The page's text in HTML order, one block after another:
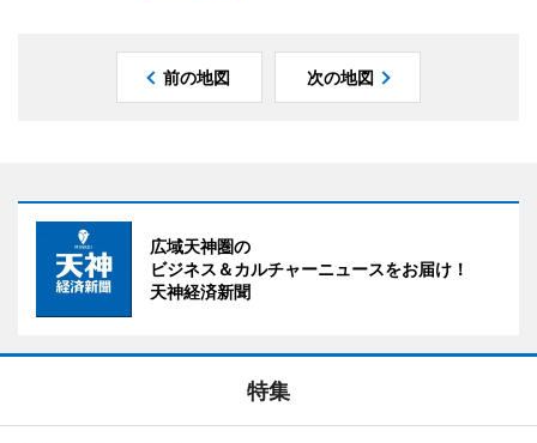
前の地図 次の地図
広域天神圏の
ビジネス＆カルチャーニュースをお届け！
天神経済新聞
特集